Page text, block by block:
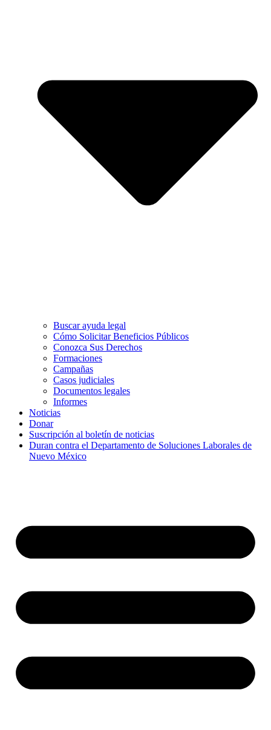
Buscar ayuda legal
Cómo Solicitar Beneficios Públicos
Conozca Sus Derechos
Formaciones
Campañas
Casos judiciales
Documentos legales
Informes
Noticias
Donar
Suscripción al boletín de noticias
Duran contra el Departamento de Soluciones Laborales de
Nuevo México